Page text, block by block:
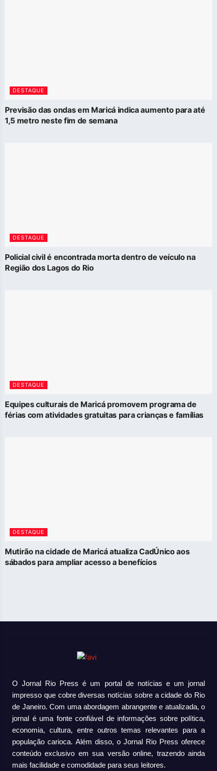
DESTAQUE
Previsão das ondas em Maricá indica aumento para até
1,5 metro neste fim de semana
DESTAQUE
Policial civil é encontrada morta dentro de veículo na
Região dos Lagos do Rio
DESTAQUE
Equipes culturais de Maricá promovem programa de
férias com atividades gratuitas para crianças e famílias
DESTAQUE
Mutirão na cidade de Maricá atualiza CadÚnico aos
sábados para ampliar acesso a benefícios
O Jornal Rio Press é um portal de notícias e um jornal
impresso que cobre diversas notícias sobre a cidade do Rio
de Janeiro. Com uma abordagem abrangente e atualizada, o
jornal é uma fonte confiável de informações sobre política,
economia, cultura, entre outros temas relevantes para a
população carioca. Além disso, o Jornal Rio Press oferece
conteúdo exclusivo em sua versão online, trazendo ainda
mais facilidade e comodidade para seus leitores.